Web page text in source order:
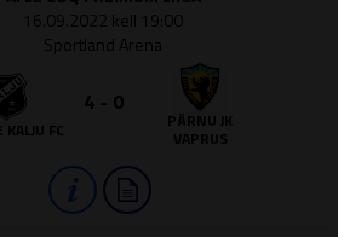
16.09.2022 kell 19:00
Sportland Arena
FC
4 - 0
PÄRNU JK
VAPRUS